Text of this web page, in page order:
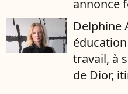
annonce
Delphine
travail, à
de Dior,